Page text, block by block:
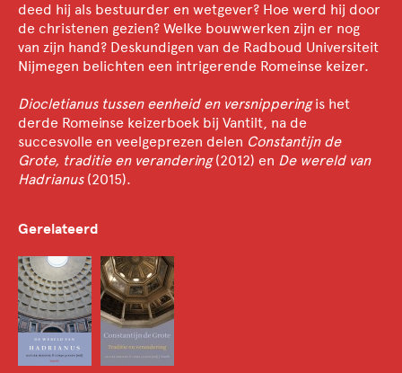
deed hij als bestuurder en wetgever? Hoe werd hij door
de christenen gezien? Welke bouwwerken zijn er nog
van zijn hand? Deskundigen van de Radboud Universiteit
Nijmegen belichten een intrigerende Romeinse keizer.
Diocletianus tussen eenheid en versnipperingis het
derde Romeinse keizerboek bij Vantilt, na de
succesvolle en veelgeprezen delen Constantijn de
Grote, traditie en verandering(2012) en De wereld van
Hadrianus(2015).
Gerelateerd